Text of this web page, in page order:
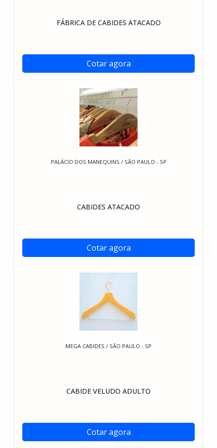
FÁBRICA DE CABIDES ATACADO
Cotar agora
PALÁCIO DOS MANEQUINS / SÃO PAULO - SP
CABIDES ATACADO
Cotar agora
MEGA CABIDES / SÃO PAULO - SP
CABIDE VELUDO ADULTO
Cotar agora